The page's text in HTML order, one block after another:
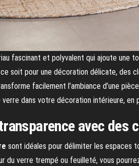
fascinant et polyvalent qui ajoute une
soit pour une décoration délicate, des
facilement l’ambiance d’une
verre dans votre décoration intérieure,
avec des
sont idéales pour délimiter les espaces
du verre trempé ou feuilleté, vous